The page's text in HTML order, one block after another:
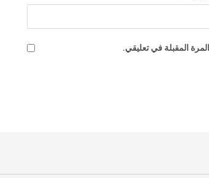
المقبلة في تعليقي.